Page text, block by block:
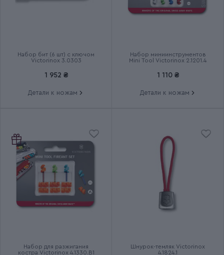
Тип выпуска товара Серийный
Страна сборки Швейцария
Набор бит (6 шт) с ключом
Victorinox 3.0303
1 952 ₴
Детали к ножам
Набор миниинструментов
Mini Tool Victorinox 2.1201.4
1 110 ₴
Детали к ножам
Набор для разжигания
костра Victorinox 4.1330.B1
Шнурок-темляк Victorinox
4.1824.1